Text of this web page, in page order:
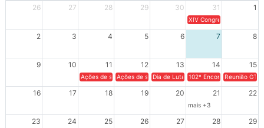
26
27 28 29 30 31 1
XIV Congresso Brasileiro
2 3 4 5 6 7 8
9 10 11 12 13 14 15
Ações de solidariedade a Cuba no Rio Grande do Sul - 100
Ações de solidariedade a Cuba no Rio Grande do
Dia de Luta em Defesa de Cuba e da
102º Encontro da
Reunião
16 17 18 19 20 21 22
mais +3
23 24 25 26 27 28 29